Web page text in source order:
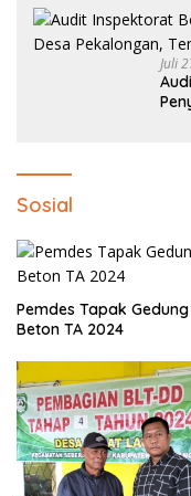
Juli
Sosial
Pemdes Tapak
Beton TA 2024